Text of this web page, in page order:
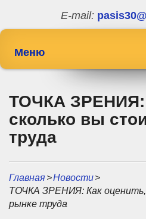
E-mail:
Меню
ТОЧКА ЗРЕНИЯ:
сколько вы
труда
Главная>Новости>
ТОЧКА ЗРЕНИЯ: Как
рынке труда